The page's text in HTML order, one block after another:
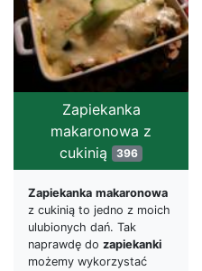
Zapiekanka
makaronowa z
cukinią 396
Zapiekanka makaronowa
z cukinią to jedno z moich
ulubionych dań. Tak
naprawdę do zapiekanki
możemy wykorzystać